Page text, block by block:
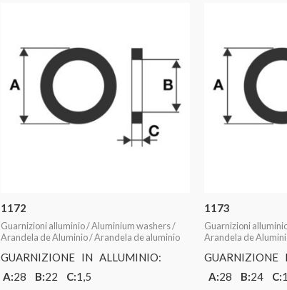
1172
Guarnizioni alluminio / Aluminium washers /
Arandela de Aluminio / Arandela de aluminio
GUARNIZIONE IN ALLUMINIO:
A:28 B:22 C:1,5
1173
Guarnizioni
Arandela de
A:28 B:24 C: